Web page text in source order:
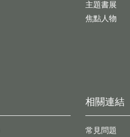
主題書展
焦點人物
相關連結
常見問題